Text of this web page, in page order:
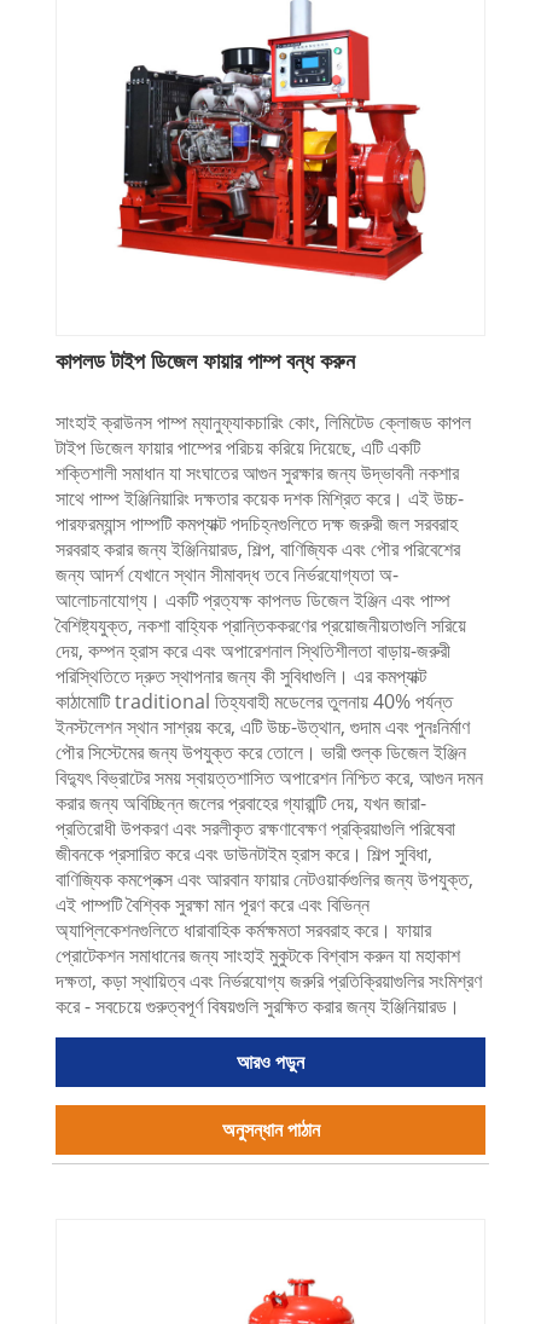
কাপলড টাইপ ডিজেল ফায়ার পাম্প বন্ধ করুন
সাংহাই ক্রাউনস পাম্প ম্যানুফ্যাকচারিং কোং, লিমিটেড ক্লোজড কাপল
টাইপ ডিজেল ফায়ার পাম্পের পরিচয় করিয়ে দিয়েছে, এটি একটি
শক্তিশালী সমাধান যা সংঘাতের আগুন সুরক্ষার জন্য উদ্ভাবনী নকশার
সাথে পাম্প ইঞ্জিনিয়ারিং দক্ষতার কয়েক দশক মিশ্রিত করে। এই উচ্চ-
পারফরম্যান্স পাম্পটি কমপ্যাক্ট পদচিহ্নগুলিতে দক্ষ জরুরী জল সরবরাহ
সরবরাহ করার জন্য ইঞ্জিনিয়ারড, শিল্প, বাণিজ্যিক এবং পৌর পরিবেশের
জন্য আদর্শ যেখানে স্থান সীমাবদ্ধ তবে নির্ভরযোগ্যতা অ-
আলোচনাযোগ্য। একটি প্রত্যক্ষ কাপলড ডিজেল ইঞ্জিন এবং পাম্প
বৈশিষ্ট্যযুক্ত, নকশা বাহ্যিক প্রান্তিককরণের প্রয়োজনীয়তাগুলি সরিয়ে
দেয়, কম্পন হ্রাস করে এবং অপারেশনাল স্থিতিশীলতা বাড়ায়-জরুরী
পরিস্থিতিতে দ্রুত স্থাপনার জন্য কী সুবিধাগুলি। এর কমপ্যাক্ট
কাঠামোটি traditional তিহ্যবাহী মডেলের তুলনায় 40% পর্যন্ত
ইনস্টলেশন স্থান সাশ্রয় করে, এটি উচ্চ-উত্থান, গুদাম এবং পুনঃনির্মাণ
পৌর সিস্টেমের জন্য উপযুক্ত করে তোলে। ভারী শুল্ক ডিজেল ইঞ্জিন
বিদ্যুৎ বিভ্রাটের সময় স্বায়ত্তশাসিত অপারেশন নিশ্চিত করে, আগুন দমন
করার জন্য অবিচ্ছিন্ন জলের প্রবাহের গ্যারান্টি দেয়, যখন জারা-
প্রতিরোধী উপকরণ এবং সরলীকৃত রক্ষণাবেক্ষণ প্রক্রিয়াগুলি পরিষেবা
জীবনকে প্রসারিত করে এবং ডাউনটাইম হ্রাস করে। শিল্প সুবিধা,
বাণিজ্যিক কমপ্লেক্স এবং আরবান ফায়ার নেটওয়ার্কগুলির জন্য উপযুক্ত,
এই পাম্পটি বৈশ্বিক সুরক্ষা মান পূরণ করে এবং বিভিন্ন
অ্যাপ্লিকেশনগুলিতে ধারাবাহিক কর্মক্ষমতা সরবরাহ করে। ফায়ার
প্রোটেকশন সমাধানের জন্য সাংহাই মুকুটকে বিশ্বাস করুন যা মহাকাশ
দক্ষতা, কড়া স্থায়িত্ব এবং নির্ভরযোগ্য জরুরি প্রতিক্রিয়াগুলির সংমিশ্রণ
করে - সবচেয়ে গুরুত্বপূর্ণ বিষয়গুলি সুরক্ষিত করার জন্য ইঞ্জিনিয়ারড।
আরও পড়ুন
অনুসন্ধান পাঠান